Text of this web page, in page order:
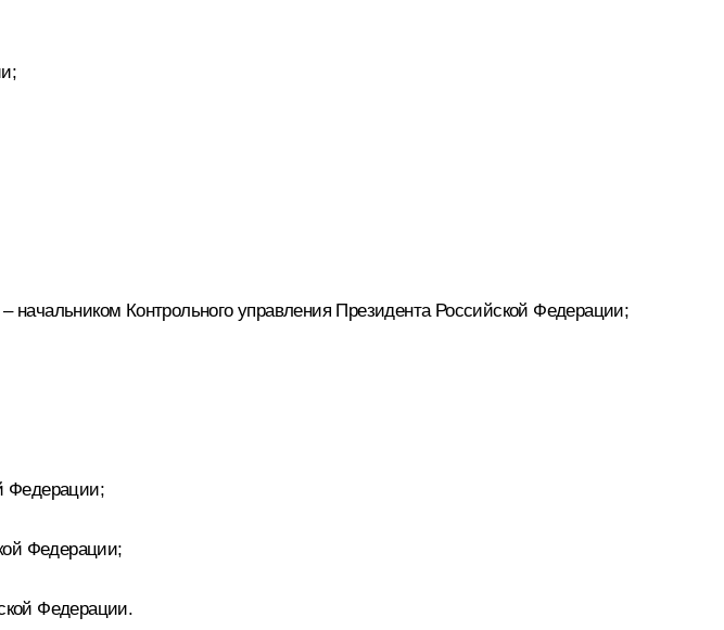
Контрольного управления Президента Российской Федерации;
Федерации;
Федерации;
Федерации.